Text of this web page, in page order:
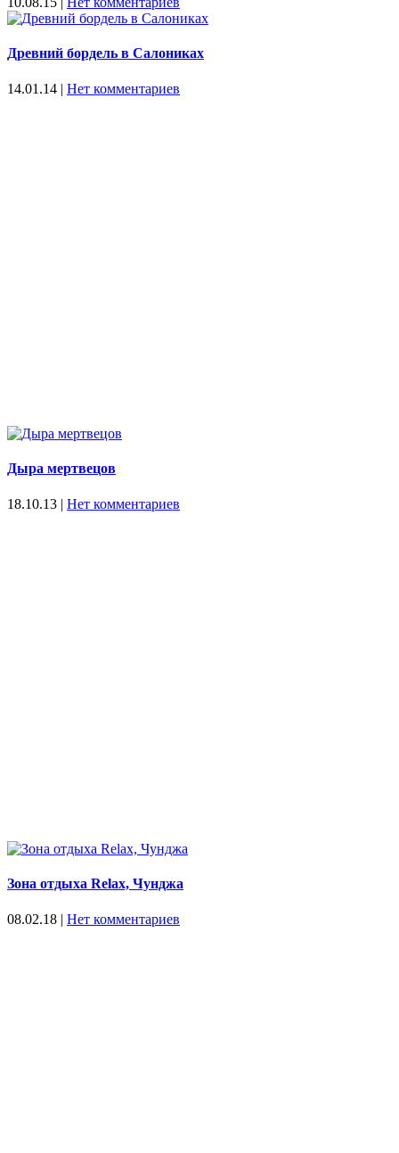
Древний бордель в Салониках
14.01.14 | Нет комментариев
Дыра мертвецов
18.10.13 | Нет комментариев
Зона отдыха Relax, Чунджа
08.02.18 | Нет комментариев